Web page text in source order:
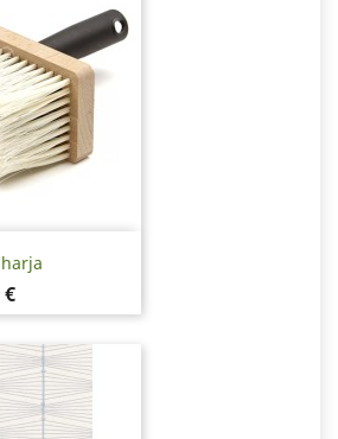
€